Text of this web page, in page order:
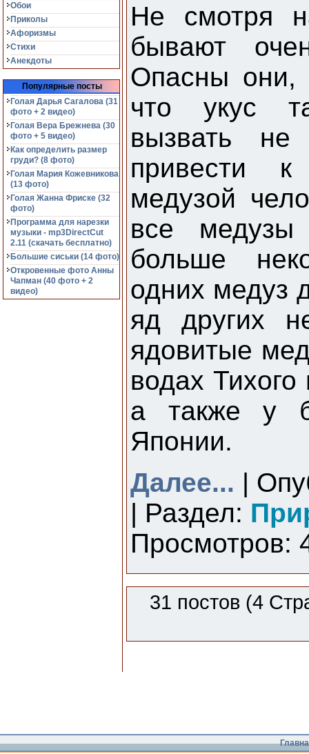
Обои
Приколы
Афоризмы
Стихи
Анекдоты
Популярные посты
Голая Дарья Сагалова (31
фото + 2 видео)
Голая Вера Брежнева (30
фото + 5 видео)
Как определить размер
груди? (8 фото)
Голая Мария Кожевникова
(13 фото)
Голая Жанна Фриске (32
фото)
Программа для нарезки
музыки - mp3DirectCut
2.11 (cкачать бесплатно)
Большие сиськи (14 фото)
Откровенные фото Анны
Чапман (40 фото + 2
видео)
Не смотря
бывают
Опасны они,
что укус
вызвать
привести к
медузой
все медузы
больше
одних медуз
яд других
ядовитые
водах
а также у
Японии.
Далее... |
| Раздел:
Просмотров:
31 постов (4